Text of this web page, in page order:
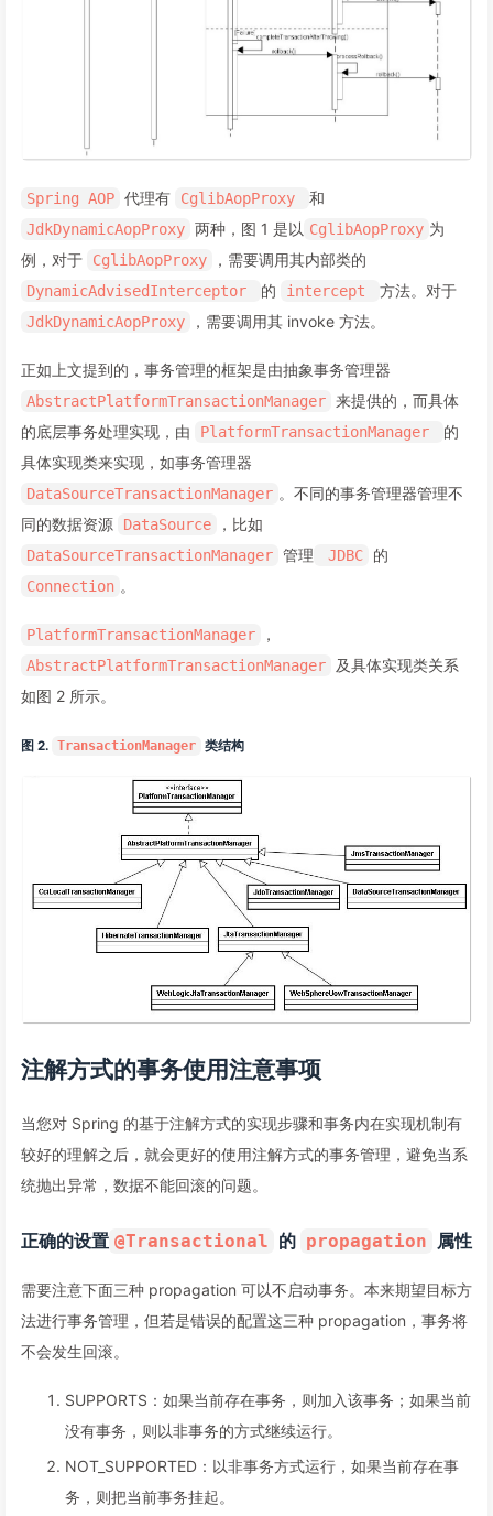
Spring AOP 代理有 CglibAopProxy 和
JdkDynamicAopProxy 两种，图 1 是以 CglibAopProxy 为
例，对于
CglibAopProxy ，需要调用其内部类的
DynamicAdvisedInterceptor 的 intercept 方法。对于
JdkDynamicAopProxy ，需要调用其 invoke 方法。
正如上文提到的，事务管理的框架是由抽象事务管理器
AbstractPlatformTransactionManager 来提供的，而具体
的底层事务处理实现，由
PlatformTransactionManager
的
具体实现类来实现，如事务管理器
DataSourceTransactionManager 。不同的事务管理器管理不
同的数据资源
DataSource ，比如
DataSourceTransactionManager 管理 JDBC 的
Connection 。
PlatformTransactionManager ，
AbstractPlatformTransactionManager
及具体实现类关系
如图 2 所示。
图 2. TransactionManager 类结构
注解方式的事务使用注意事项
当您对 Spring 的基于注解方式的实现步骤和事务内在实现机制有
较好的理解之后，就会更好的使用注解方式的事务管理，避免当系
统抛出异常，数据不能回滚的问题。
正确的设置 @Transactional 的 propagation 属性
需要注意下面三种 propagation 可以不启动事务。本来期望目标方
法进行事务管理，但若是错误的配置这三种 propagation，事务将
不会发生回滚。
SUPPORTS：如果当前存在事务，则加入该事务；如果当前
没有事务，则以非事务的方式继续运行。
NOT_SUPPORTED：以非事务方式运行，如果当前存在事
务，则把当前事务挂起。